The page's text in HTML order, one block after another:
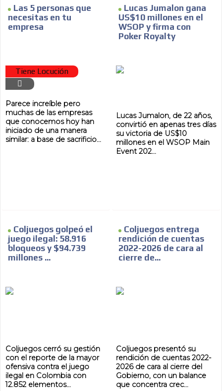
Las 5 personas que
necesitas en tu
empresa
Tiene Locución
Parece increíble pero
muchas de las empresas
que conocemos hoy han
iniciado de una manera
similar: a base de sacrificio...
Lucas Jumalon gana
US$10 millones en el
WSOP y firma con
Poker Royalty
Lucas Jumalon, de 22 años,
convirtió en apenas tres días
su victoria de US$10
millones en el WSOP Main
Event 202...
Coljuegos golpeó el
juego ilegal: 58.916
bloqueos y $94.739
millones ...
Coljuegos cerró su gestión
con el reporte de la mayor
ofensiva contra el juego
ilegal en Colombia con
12.852 elementos...
Coljuegos entrega
rendición de cuentas
2022-2026 de cara al
cierre de...
Coljuegos presentó su
rendición de cuentas 2022-
2026 de cara al cierre del
Gobierno, con un balance
que concentra crec...